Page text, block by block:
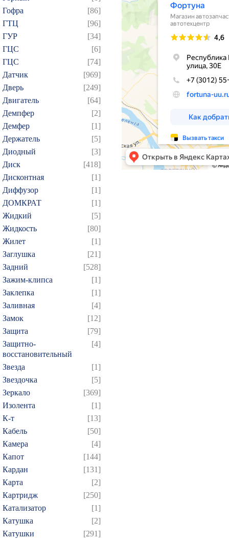
Гофра
[86]
ГТЦ
[96]
ГУР
[34]
ГЦC
[6]
ГЦС
[74]
Датчик
[969]
Дверь
[249]
Двигатель
[64]
Демпфер
[2]
Демфер
[1]
Держатель
[5]
Диодный
[3]
Диск
[418]
Дисконтная
[1]
Диффузор
[1]
ДОМКРАТ
[1]
Жидкий
[5]
Жидкость
[80]
Жилет
[1]
Заглушка
[21]
Задний
[528]
Зажим-клипса
[1]
Заклепка
[1]
Заливная
[4]
Замок
[12]
Защита
[79]
Защитно-
восстановительный
[4]
Звезда
[1]
Звездочка
[5]
Зеркало
[369]
Изолента
[1]
К-т
[13]
Кабель
[50]
Камера
[4]
Капот
[144]
Кардан
[131]
Карта
[2]
Картридж
[250]
Катализатор
[1]
Катушка
[2]
Катушки
[291]